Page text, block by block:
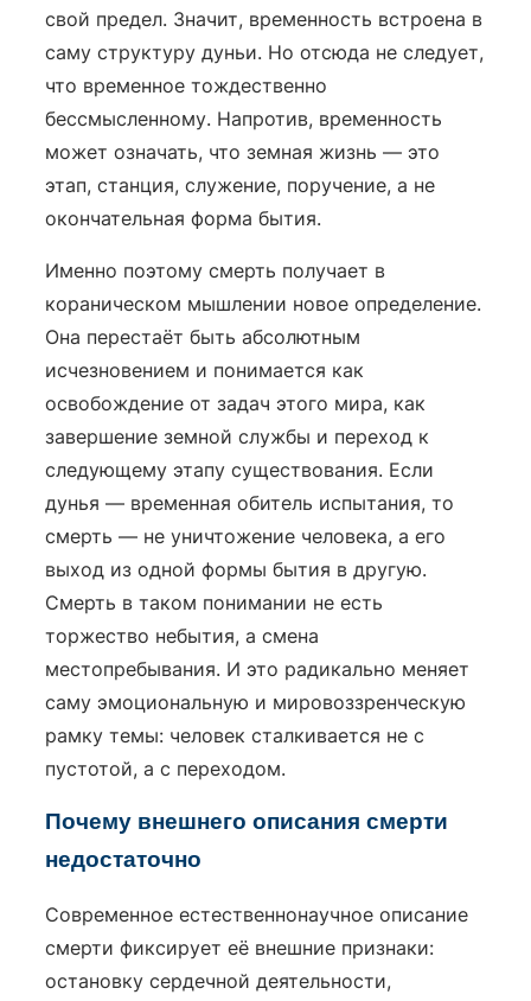
свой предел. Значит, временность встроена в
саму структуру дуньи. Но отсюда не следует,
что временное тождественно
бессмысленному. Напротив, временность
может означать, что земная жизнь — это
этап, станция, служение, поручение, а не
окончательная форма бытия.
Именно поэтому смерть получает в
кораническом мышлении новое определение.
Она перестаёт быть абсолютным
исчезновением и понимается как
освобождение от задач этого мира, как
завершение земной службы и переход к
следующему этапу существования. Если
дунья — временная обитель испытания, то
смерть — не уничтожение человека, а его
выход из одной формы бытия в другую.
Смерть в таком понимании не есть
торжество небытия, а смена
местопребывания. И это радикально меняет
саму эмоциональную и мировоззренческую
рамку темы: человек сталкивается не с
пустотой, а с переходом.
Почему внешнего описания смерти
недостаточно
Современное естественнонаучное описание
смерти фиксирует её внешние признаки:
остановку сердечной деятельности,